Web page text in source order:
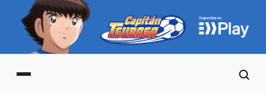
Main menu